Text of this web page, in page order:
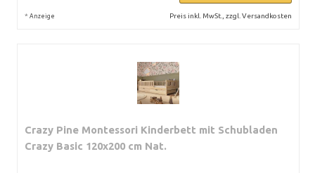
* Anzeige Preis inkl. MwSt., zzgl. Versandkosten
Crazy Pine Montessori Kinderbett mit Schubladen
Crazy Basic 120x200 cm Nat.